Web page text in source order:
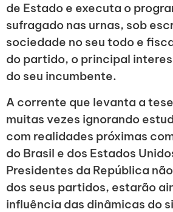
de Estado e executa o
sufragado nas urnas, sob
sociedade no seu todo e
do partido, o principal
do seu incumbente.
A corrente que levanta a
muitas vezes ignorando
com realidades próximas
do Brasil e dos Estados
Presidentes da República
dos seus partidos, estarão
influência das dinâmicas do